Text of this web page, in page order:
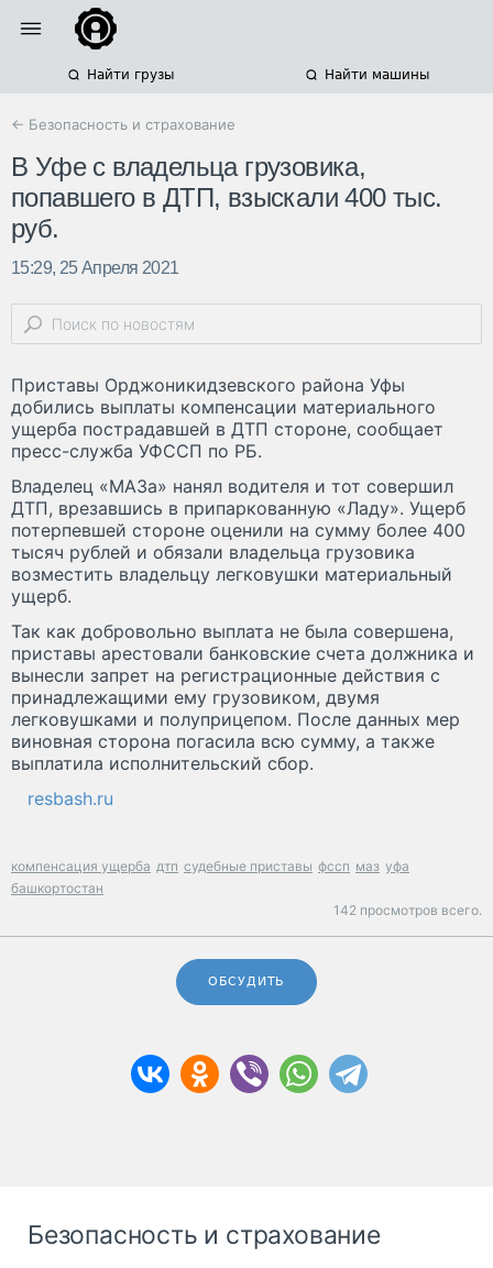
Найти грузы Найти машины
← Безопасность и страхование
В Уфе с владельца грузовика,
попавшего в ДТП, взыскали 400 тыс.
руб.
15:29, 25 Апреля 2021
Приставы Орджоникидзевского района Уфы
добились выплаты компенсации материального
ущерба пострадавшей в ДТП стороне, сообщает
пресс-служба УФССП по РБ.
Владелец «МАЗа» нанял водителя и тот совершил
ДТП, врезавшись в припаркованную «Ладу». Ущерб
потерпевшей стороне оценили на сумму более 400
тысяч рублей и обязали владельца грузовика
возместить владельцу легковушки материальный
ущерб.
Так как добровольно выплата не была совершена,
приставы арестовали банковские счета должника и
вынесли запрет на регистрационные действия с
принадлежащими ему грузовиком, двумя
легковушками и полуприцепом. После данных мер
виновная сторона погасила всю сумму, а также
выплатила исполнительский сбор.
resbash.ru
компенсация ущерба дтп судебные приставы фссп маз уфа
башкортостан
142 просмотров всего.
ОБСУДИТЬ
Безопасность и страхование